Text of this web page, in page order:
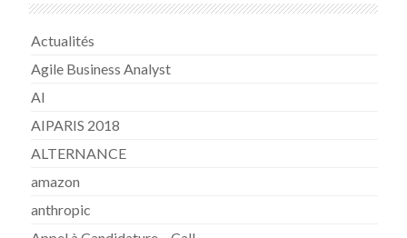
Actualités
Agile Business Analyst
AI
AIPARIS 2018
ALTERNANCE
amazon
anthropic